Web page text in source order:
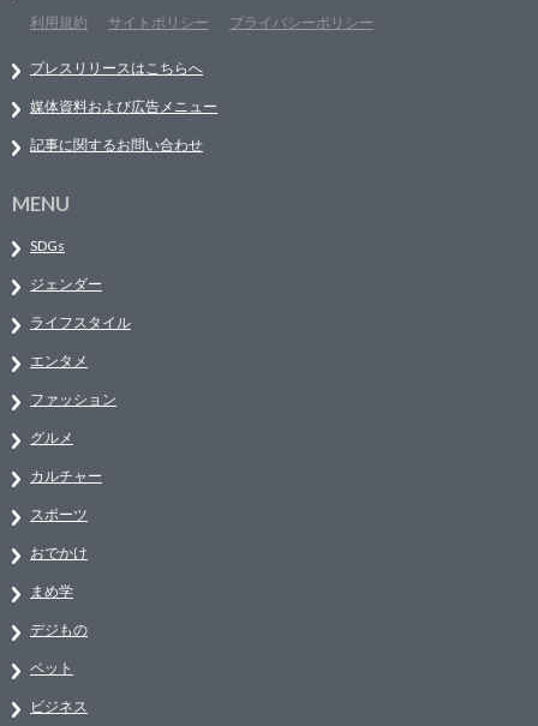
利用規約
サイトポリシー プライバシーポリシー
プレスリリースはこちらへ
媒体資料および広告メニュー
記事に関するお問い合わせ
MENU
SDGs
ジェンダー
ライフスタイル
エンタメ
ファッション
グルメ
カルチャー
スポーツ
おでかけ
まめ学
デジもの
ペット
ビジネス